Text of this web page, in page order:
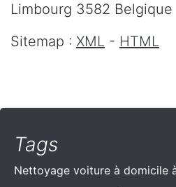
Limbourg 3582 Belgique
Sitemap : XML - HTML
Tags
Nettoyage voiture à domicile